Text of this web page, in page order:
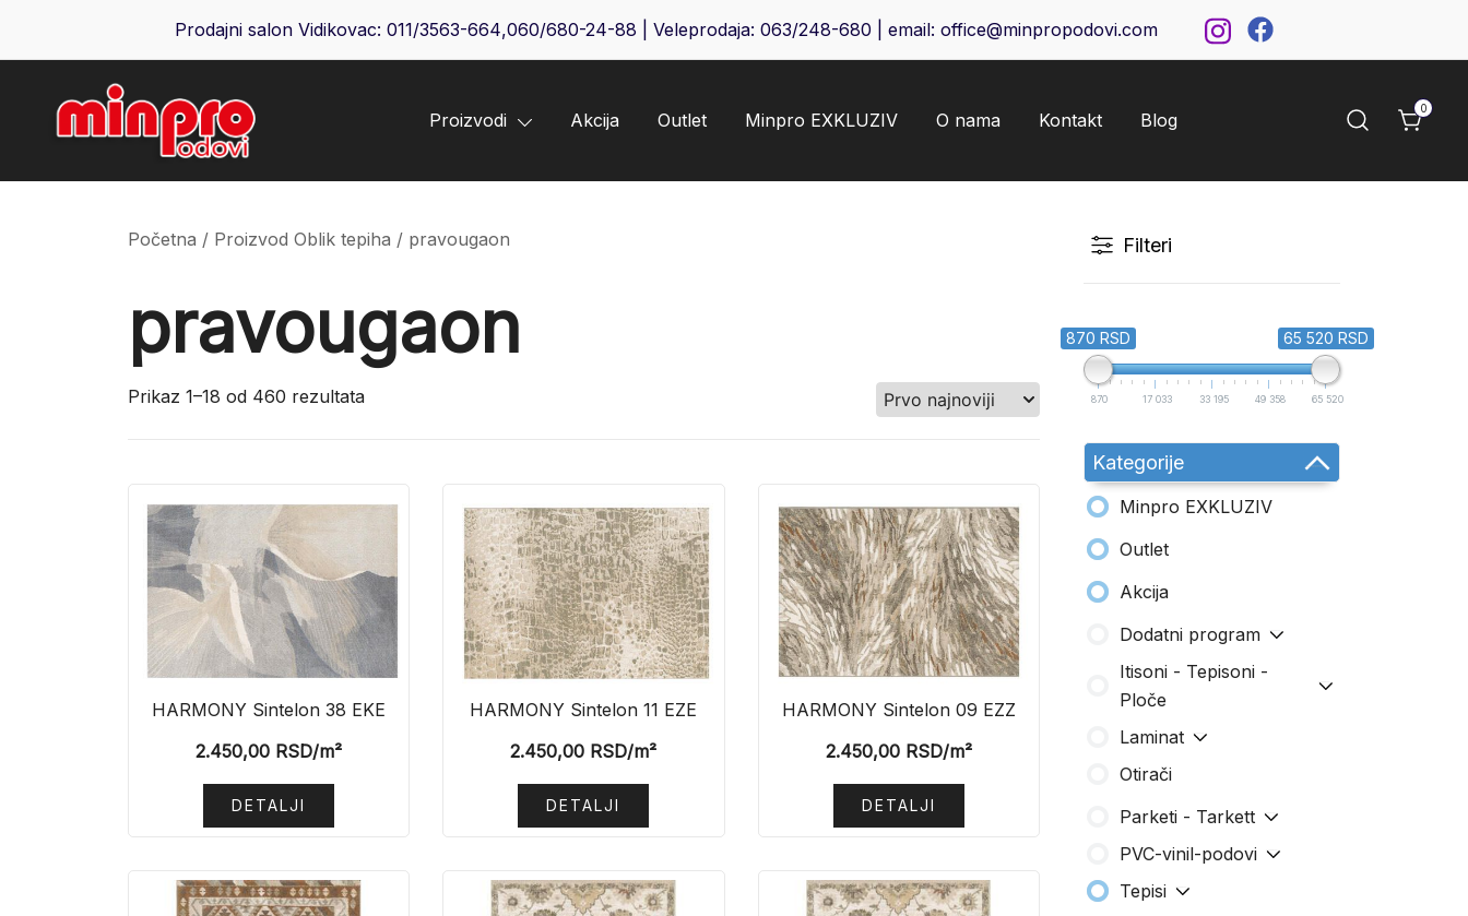
Prodajni salon Vidikovac: 011/3563-664,060/680-24-88 | Veleprodaja: 063/248-680 | email: office@minpropodovi.com
Minpro podovi
Proizvodi Akcija Outlet Minpro EXKLUZIV O nama Kontakt Blog
0
Početna / Proizvod Oblik tepiha / pravougaon
pravougaon
Prikaz 1–18 od 460 rezultata
HARMONY Sintelon 38 EKE
2.450,00 RSD/m²
DETALJI
HARMONY Sintelon 11 EZE
2.450,00 RSD/m²
DETALJI
HARMONY Sintelon 09 EZZ
2.450,00RSD/m²
DETALJI
Filteri
870 RSD 65 520 RSD
870 17 033 33 195 49 358 65 520
Kategorije
Minpro EXKLUZIV
Outlet
Akcija
Dodatni program
Itisoni - Tepisoni -
Ploče
Laminat
Otirači
Parketi - Tarkett
PVC-vinil-podovi
Tepisi